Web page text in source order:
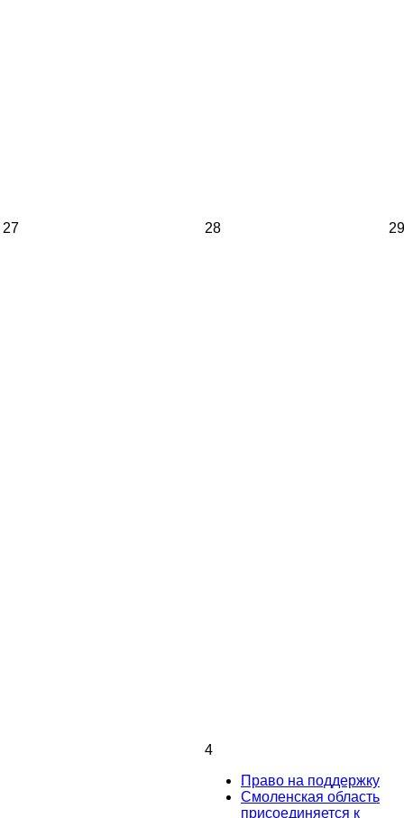
27 28 29
4
Право на поддержку
Смоленская область
присоединяется к